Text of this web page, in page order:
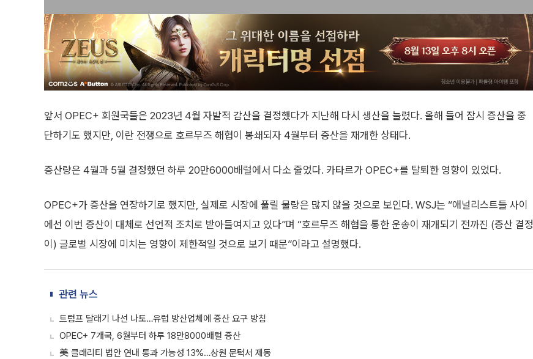
앞서 OPEC+ 회원국들은 2023년 4월 자발적 감산을 결정했다가 지난해 다시 생산을 늘렸다. 올해 들어 잠시 증산을 중
단하기도 했지만, 이란 전쟁으로 호르무즈 해협이 봉쇄되자 4월부터 증산을 재개한 상태다.
증산량은 4월과 5월 결정했던 하루 20만6000배럴에서 다소 줄었다. 카타르가 OPEC+를 탈퇴한 영향이 있었다.
OPEC+가 증산을 연장하기로 했지만, 실제로 시장에 풀릴 물량은 많지 않을 것으로 보인다. WSJ는 “애널리스트들 사이
에선 이번 증산이 대체로 선언적 조치로 받아들여지고 있다”며 “호르무즈 해협을 통한 운송이 재개되기 전까진 (증산 결정
이) 글로벌 시장에 미치는 영향이 제한적일 것으로 보기 때문”이라고 설명했다.
관련 뉴스
트럼프 달래기 나선 나토…유럽 방산업체에 증산 요구 방침
OPEC+ 7개국, 6월부터 하루 18만8000배럴 증산
美 클래리티 법안 연내 통과 가능성 13%…상원 문턱서 제동